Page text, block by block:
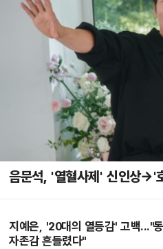
음문석, '열혈사제' 신인상→'
지예은, '20대의 열등감' 고백..."동
자존감 흔들렸다"